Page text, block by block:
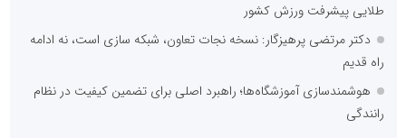
طلایی پیشرفت ورزش کشور
دکتر مرتضی پرهیزگار: نسخه نجات تعاون، شبکه سازی است، نه ادامه
راه قدیم
هوشمندسازی آموزشگاه‌ها؛ راهبرد اصلی برای تضمین کیفیت در نظام
رانندگی